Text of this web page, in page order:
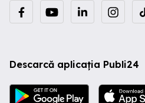
Descarcă aplicația Publi24